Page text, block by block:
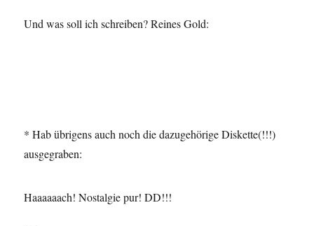
Und was soll ich schreiben? Reines Gold:
* Hab übrigens auch noch die dazugehörige Diskette(!!!)
ausgegraben:
Haaaaaach! Nostalgie pur! DD!!!